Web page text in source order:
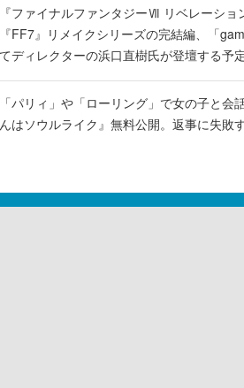
『ファイナルファンタジーⅦ リベレーショ
『FF7』リメイクシリーズの完結編、「
てディレクターの浜口直樹氏が登壇する予
「パリィ」や「ローリング」で女の子と
んはソウルライク』無料公開。返事に失敗